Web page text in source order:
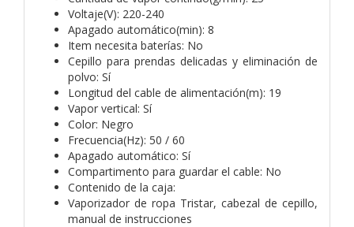
Voltaje(V): 220-240
Apagado automático(min): 8
Item necesita baterías: No
Cepillo para prendas delicadas y eliminación de
polvo: Sí
Longitud del cable de alimentación(m): 19
Vapor vertical: Sí
Color: Negro
Frecuencia(Hz): 50 / 60
Apagado automático: Sí
Compartimento para guardar el cable: No
Contenido de la caja:
Vaporizador de ropa Tristar, cabezal de cepillo,
manual de instrucciones